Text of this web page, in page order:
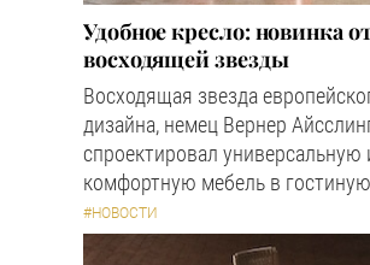
Удобное кресло: новинка
восходящей звезды
Восходящая звезда
дизайна, немец Вернер
спроектировал универсальную
комфортную мебель в
#НОВОСТИ